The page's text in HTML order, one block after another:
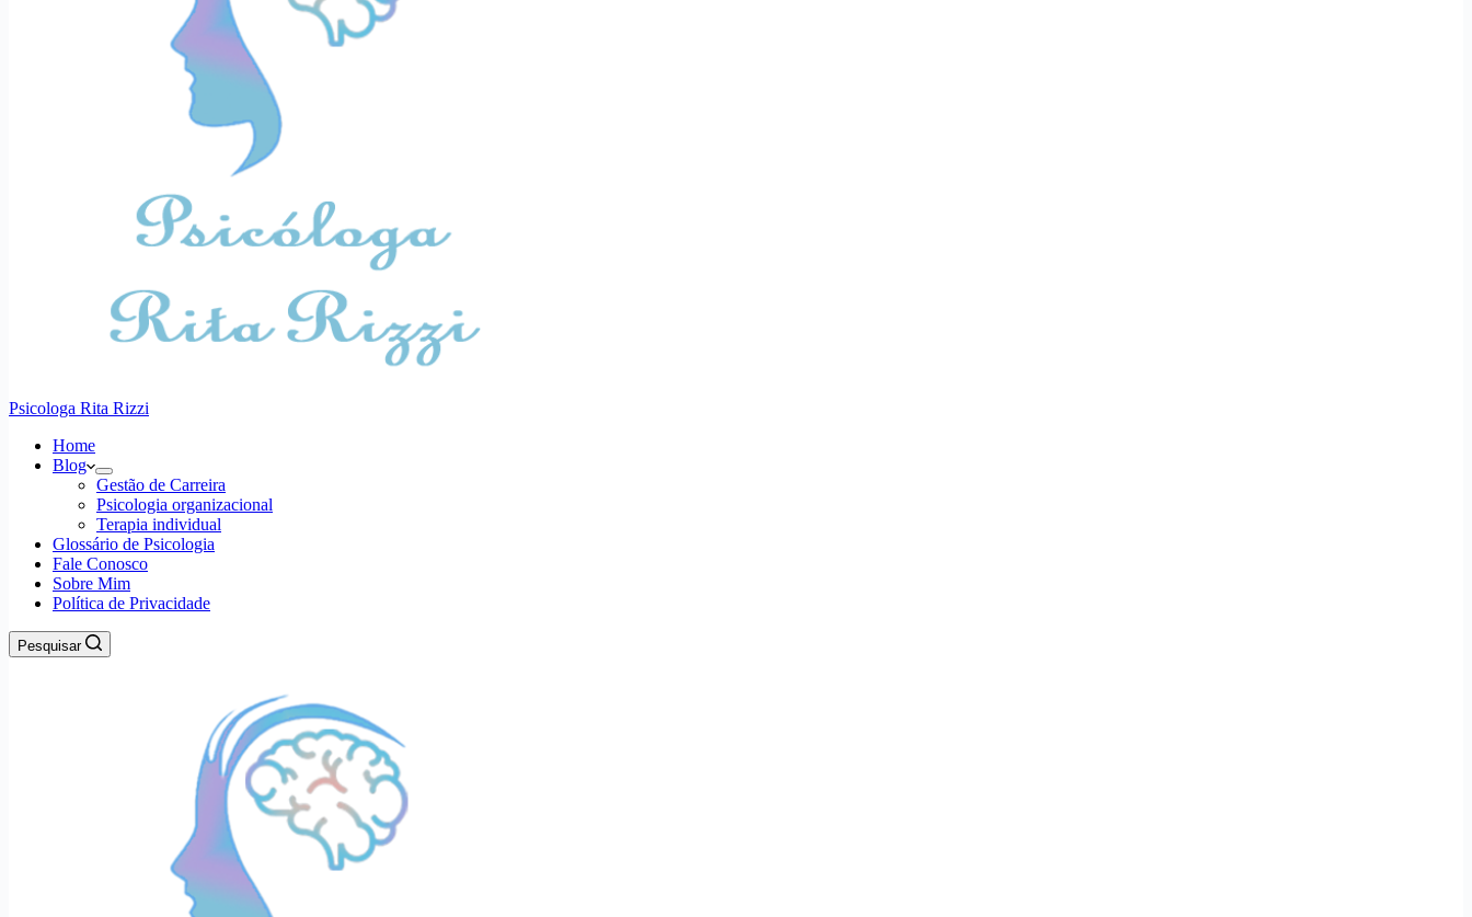
Psicologa Rita Rizzi
Home
Blog
Gestão de Carreira
Psicologia organizacional
Terapia individual
Glossário de Psicologia
Fale Conosco
Sobre Mim
Política de Privacidade
Pesquisar